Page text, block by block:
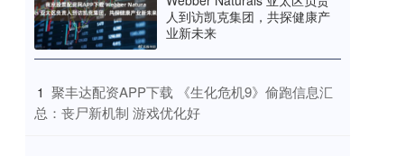
人到访凯克集团，共探健康产
业新未来
1 ​聚丰达配资APP下载 《生化危机9》偷跑信息汇
总：丧尸新机制 游戏优化好